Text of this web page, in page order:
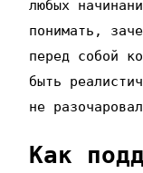
любых
понимать‚
перед собой
быть
не
Как